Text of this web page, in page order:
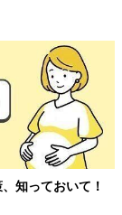
の保育園でのリ